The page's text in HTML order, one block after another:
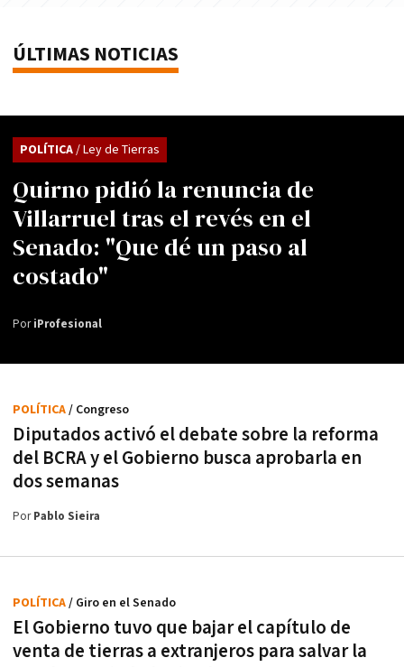
ÚLTIMAS NOTICIAS
Quirno pidió la renuncia de
Villarruel tras el revés en el
Senado: "Que dé un paso al
costado"
POLÍTICA/ Ley de Tierras
PoriProfesional
Diputados activó el debate sobre la reforma
del BCRA y el Gobierno busca aprobarla en
dos semanas
POLÍTICA/ Congreso
PorPablo Sieira
El Gobierno tuvo que bajar el capítulo de
venta de tierras a extranjeros para salvar la
POLÍTICA/ Giro en el Senado